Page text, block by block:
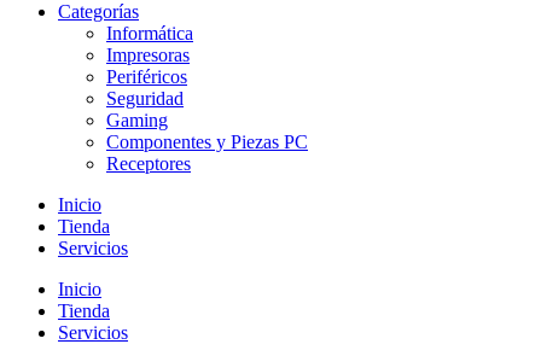
Categorías
Informática
Impresoras
Periféricos
Seguridad
Gaming
Componentes y Piezas PC
Receptores
Inicio
Tienda
Servicios
Inicio
Tienda
Servicios